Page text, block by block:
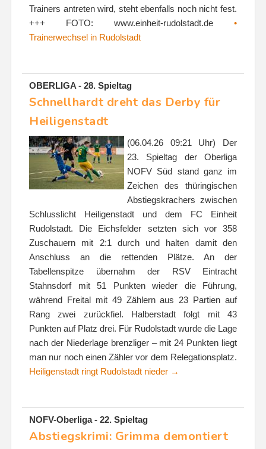
Trainers antreten wird, steht ebenfalls noch nicht fest.
+++ FOTO: www.einheit-rudolstadt.de •
Trainerwechsel in Rudolstadt
OBERLIGA - 28. Spieltag
Schnellhardt dreht das Derby für
Heiligenstadt
(06.04.26 09:21 Uhr) Der
23. Spieltag der Oberliga
NOFV Süd stand ganz im
Zeichen des thüringischen
Abstiegskrachers zwischen
Schlusslicht Heiligenstadt und dem FC Einheit
Rudolstadt. Die Eichsfelder setzten sich vor 358
Zuschauern mit 2:1 durch und halten damit den
Anschluss an die rettenden Plätze. An der
Tabellenspitze übernahm der RSV Eintracht
Stahnsdorf mit 51 Punkten wieder die Führung,
während Freital mit 49 Zählern aus 23 Partien auf
Rang zwei zurückfiel. Halberstadt folgt mit 43
Punkten auf Platz drei. Für Rudolstadt wurde die Lage
nach der Niederlage brenzliger – mit 24 Punkten liegt
man nur noch einen Zähler vor dem Relegationsplatz.
Heiligenstadt ringt Rudolstadt nieder →
NOFV-Oberliga - 22. Spieltag
Abstiegskrimi: Grimma demontiert